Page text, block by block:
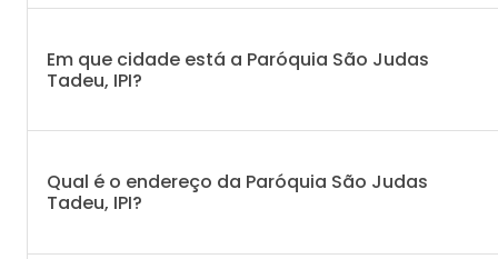
Em que cidade está a Paróquia São Judas
Tadeu, IPI?
Qual é o endereço da Paróquia São Judas
Tadeu, IPI?